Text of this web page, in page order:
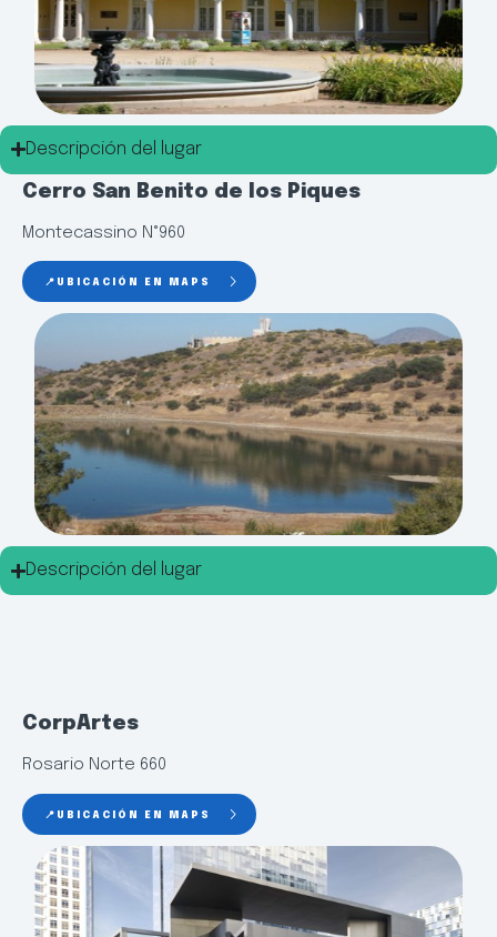
Descripción del lugar
Cerro San Benito de los Piques
Montecassino N°960
📍UBICACIÓN EN MAPS
Descripción del lugar
CorpArtes
Rosario Norte 660
📍UBICACIÓN EN MAPS